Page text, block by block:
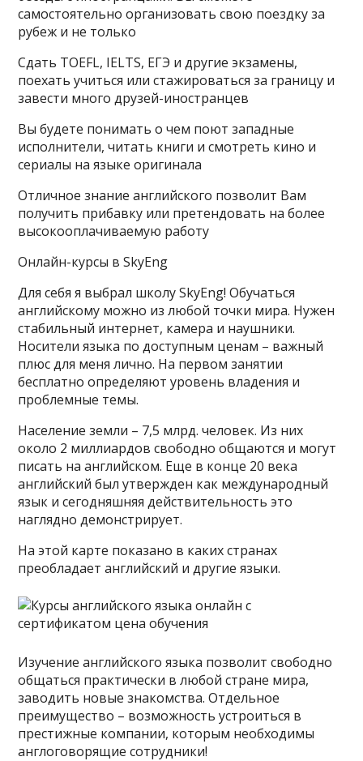
самостоятельно организовать свою поездку за
рубеж и не только
Сдать TOEFL, IELTS, ЕГЭ и другие экзамены,
поехать учиться или стажироваться за границу и
завести много друзей-иностранцев
Вы будете понимать о чем поют западные
исполнители, читать книги и смотреть кино и
сериалы на языке оригинала
Отличное знание английского позволит Вам
получить прибавку или претендовать на более
высокооплачиваемую работу
Онлайн-курсы в SkyEng
Для себя я выбрал школу SkyEng! Обучаться
английскому можно из любой точки мира. Нужен
стабильный интернет, камера и наушники.
Носители языка по доступным ценам – важный
плюс для меня лично. На первом занятии
бесплатно определяют уровень владения и
проблемные темы.
Население земли – 7,5 млрд. человек. Из них
около 2 миллиардов свободно общаются и могут
писать на английском. Еще в конце 20 века
английский был утвержден как международный
язык и сегодняшняя действительность это
наглядно демонстрирует.
На этой карте показано в каких странах
преобладает английский и другие языки.
Изучение английского языка позволит свободно
общаться практически в любой стране мира,
заводить новые знакомства. Отдельное
преимущество – возможность устроиться в
престижные компании, которым необходимы
англоговорящие сотрудники!